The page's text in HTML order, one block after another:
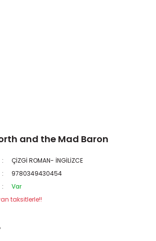
and the Mad Baron
ÇİZGİ ROMAN- İNGİLİZCE
9780349430454
Var
taksitlerle!!